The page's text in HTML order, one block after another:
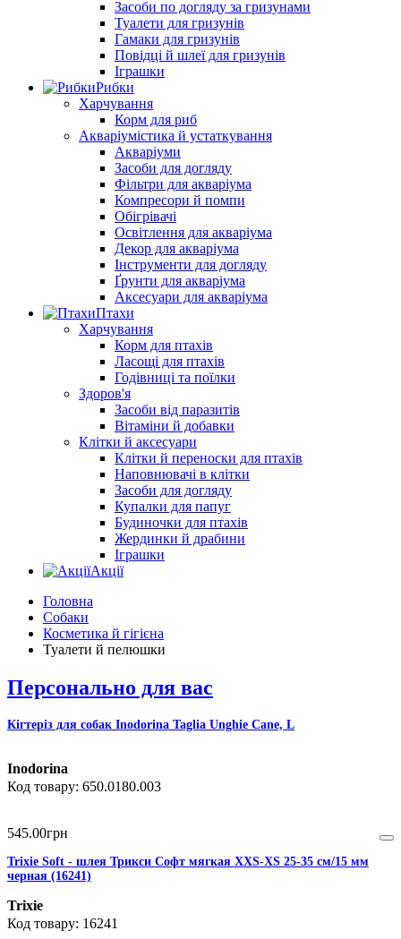
Засоби по догляду за гризунами
Туалети для гризунів
Гамаки для гризунів
Повідці й шлеї для гризунів
Іграшки
Рибки
Харчування
Корм для риб
Акваріумістика й устаткування
Акваріуми
Засоби для догляду
Фільтри для акваріума
Компресори й помпи
Обігрівачі
Освітлення для акваріума
Декор для акваріума
Інструменти для догляду
Ґрунти для акваріума
Аксесуари для акваріума
Птахи
Харчування
Корм для птахів
Ласощі для птахів
Годівниці та поїлки
Здоров'я
Засоби від паразитів
Вітаміни й добавки
Клітки й аксесуари
Клітки й переноски для птахів
Наповнювачі в клітки
Засоби для догляду
Купалки для папуг
Будиночки для птахів
Жердинки й драбини
Іграшки
Акції
Головна
Собаки
Косметика й гігієна
Туалети й пелюшки
Персонально для вас
Кігтеріз для собак Inodorina Taglia Unghie Cane, L
Inodorina
650.0180.003
545.00грн
Trixie Soft - шлея Трикси Софт мягкая XXS-XS 25-35 см/15 мм
черная (16241)
Trixie
16241